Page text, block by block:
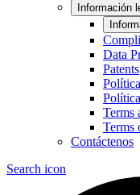
Información
Data
Patents
Terms
Terms
Contáctenos
Search icon